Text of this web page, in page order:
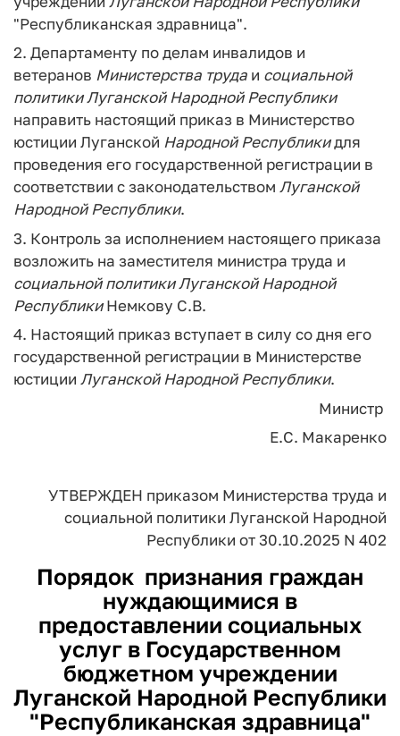
"Республиканская здравница".
2. Департаменту по делам инвалидов и
ветеранов Министерства труда и социальной
политикиЛуганской Народной Республики
направить настоящий приказ в Министерство
юстиции Луганской Народной Республикидля
проведения его государственной регистрации в
соответствии с законодательством Луганской
Народной Республики.
3. Контроль за исполнением настоящего приказа
возложить на заместителя министра труда и
социальной политикиЛуганской Народной
РеспубликиНемкову С.В.
4. Настоящий приказ вступает в силу со дня его
государственной регистрации в Министерстве
юстиции Луганской Народной Республики.
Министр
Е.С. Макаренко
УТВЕРЖДЕН приказом Министерства труда и
социальной политики Луганской Народной
Республики от 30.10.2025 N 402
Порядок признания граждан
нуждающимися в
предоставлении социальных
услуг в Государственном
бюджетном учреждении
Луганской Народной Республики
"Республиканская здравница"